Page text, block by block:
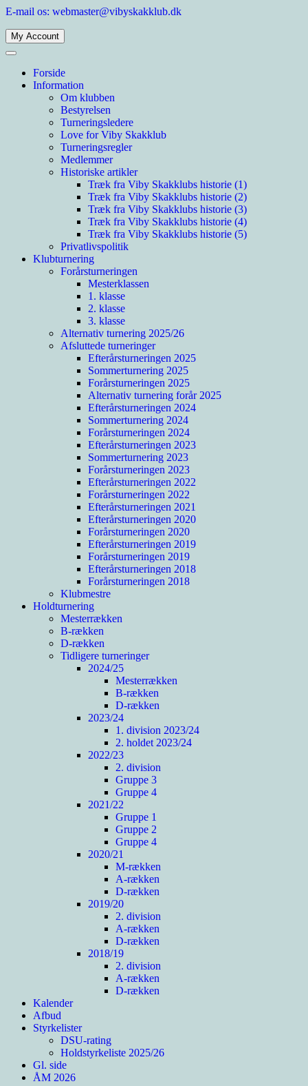
Spring
indhold
E-mail os: webmaster@vibyskakklub.dk
Viby Skakklub
Velkommen til Viby Skakklubs hjemmeside. Viby Skakklub er en af
Århus' og Danmarks største skakklubber med spillere i alle styrkelag.
My Account
Forside
Information
Om klubben
Bestyrelsen
Turneringsledere
Love for Viby Skakklub
Turneringsregler
Medlemmer
Historiske artikler
Træk fra Viby Skakklubs historie (1)
Træk fra Viby Skakklubs historie (2)
Træk fra Viby Skakklubs historie (3)
Træk fra Viby Skakklubs historie (4)
Træk fra Viby Skakklubs historie (5)
Privatlivspolitik
Klubturnering
Forårsturneringen
Mesterklassen
1. klasse
2. klasse
3. klasse
Alternativ turnering 2025/26
Afsluttede turneringer
Efterårsturneringen 2025
Sommerturnering 2025
Forårsturneringen 2025
Alternativ turnering forår 2025
Efterårsturneringen 2024
Sommerturnering 2024
Forårsturneringen 2024
Efterårsturneringen 2023
Sommerturnering 2023
Forårsturneringen 2023
Efterårsturneringen 2022
Forårsturneringen 2022
Efterårsturneringen 2021
Efterårsturneringen 2020
Forårsturneringen 2020
Efterårsturneringen 2019
Forårsturneringen 2019
Efterårsturneringen 2018
Forårsturneringen 2018
Klubmestre
Holdturnering
Mesterrækken
B-rækken
D-rækken
Tidligere turneringer
2024/25
Mesterrækken
B-rækken
D-rækken
2023/24
1. division 2023/24
2. holdet 2023/24
2022/23
2. division
Gruppe 3
Gruppe 4
2021/22
Gruppe 1
Gruppe 2
Gruppe 4
2020/21
M-rækken
A-rækken
D-rækken
2019/20
2. division
A-rækken
D-rækken
2018/19
2. division
A-rækken
D-rækken
Kalender
Afbud
Styrkelister
DSU-rating
Holdstyrkeliste 2025/26
Gl. side
ÅM 2026